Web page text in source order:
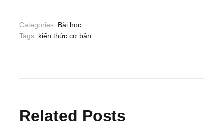
Categories: Bài học
Tags: kiến thức cơ bản
Related Posts